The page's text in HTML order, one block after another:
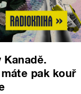
Kanadě.
pak kouř